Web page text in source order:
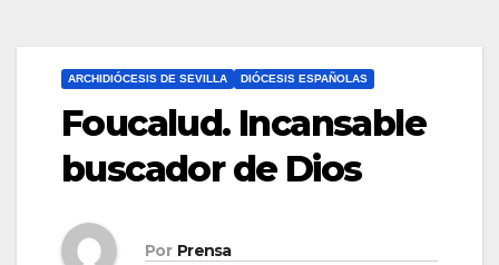
ARCHIDIÓCESIS DE SEVILLA DIÓCESIS ESPAÑOLAS
Foucalud. Incansable
buscador de Dios
Por Prensa